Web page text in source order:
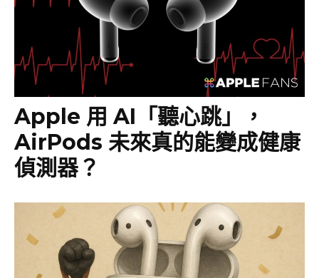
Apple 用 AI「聽心跳」，
AirPods 未來真的能變成健康
偵測器？